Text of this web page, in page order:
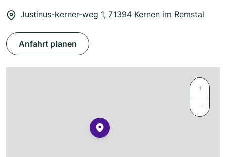
Justinus-kerner-weg 1, 71394 Kernen im Remstal
Anfahrt planen
+
−